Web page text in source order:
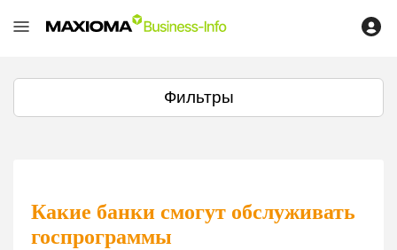
Фильтры
Какие банки смогут обслуживать
госпрограммы